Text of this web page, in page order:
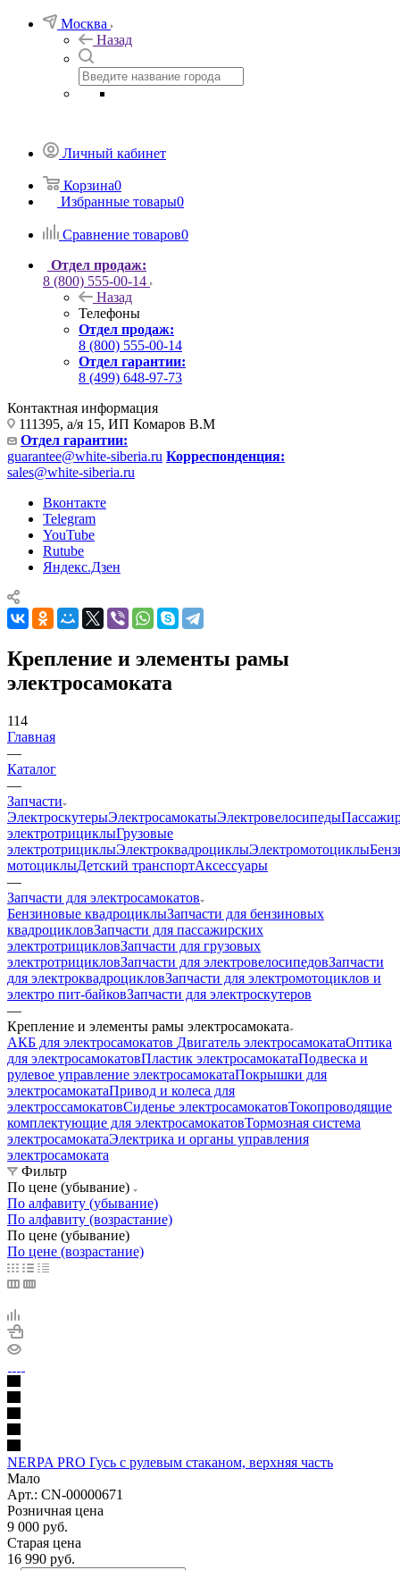
Москва
Назад
Личный кабинет
Корзина0
Избранные товары0
Сравнение товаров0
Отдел продаж:
8 (800) 555-00-14
Назад
Телефоны
Отдел продаж:
8 (800) 555-00-14
Отдел гарантии:
8 (499) 648-97-73
Контактная информация
111395, а/я 15, ИП Комаров В.М
Отдел гарантии:
guarantee@white-siberia.ru Корреспонденция:
sales@white-siberia.ru
Вконтакте
Telegram
YouTube
Rutube
Яндекс.Дзен
Крепление и элементы рамы
электросамоката
114
Главная
—
Каталог
—
Запчасти
ЭлектроскутерыЭлектросамокатыЭлектровелосипеды
электротрициклыГрузовые
электротрициклыЭлектроквадроциклыЭлектромотоциклы
мотоциклыДетский транспортАксессуары
—
Запчасти для электросамокатов
Бензиновые квадроциклыЗапчасти для бензиновых
квадроцикловЗапчасти для пассажирских
электротрицикловЗапчасти для грузовых
электротрицикловЗапчасти для электровелосипедовЗапчасти
для электроквадроцикловЗапчасти для электромотоциклов и
электро пит-байковЗапчасти для электроскутеров
—
Крепление и элементы рамы электросамоката
АКБ для электросамокатов Двигатель электросамокатаОптика
для электросамокатовПластик электросамокатаПодвеска и
рулевое управление электросамокатаПокрышки для
электросамокатаПривод и колеса для
электроссамокатовСиденье электросамокатовТокопроводящие
комплектующие для электросамокатовТормозная система
электросамокатаЭлектрика и органы управления
электросамоката
Фильтр
По цене (убывание)
По алфавиту (убывание)
По алфавиту (возрастание)
По цене (убывание)
По цене (возрастание)
NERPA PRO Гусь с рулевым стаканом, верхняя часть
Мало
Арт.: CN-00000671
Розничная цена
9 000 руб.
Старая цена
16 990 руб.